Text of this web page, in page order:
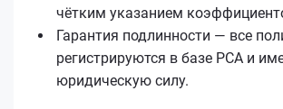
чётким указанием
Гарантия подлинности — все
регистрируются в базе РСА и
юридическую силу.